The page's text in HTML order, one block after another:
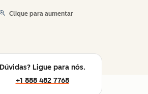
Clique para aumentar
Dúvidas? Ligue para nós.
+1 888 482 7768